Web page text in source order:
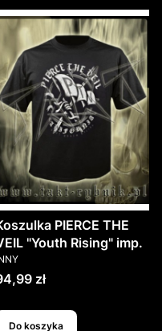
PIERCE THE
"Youth Rising" imp.
zł
Do koszyka